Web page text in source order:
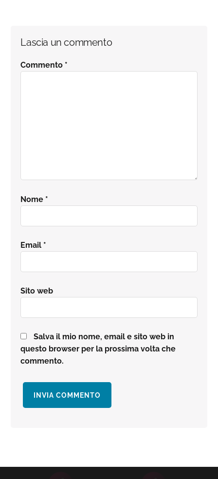
Lascia un commento
Commento *
Nome *
Email *
Sito web
Salva il mio nome, email e sito web in
questo browser per la prossima volta che
commento.